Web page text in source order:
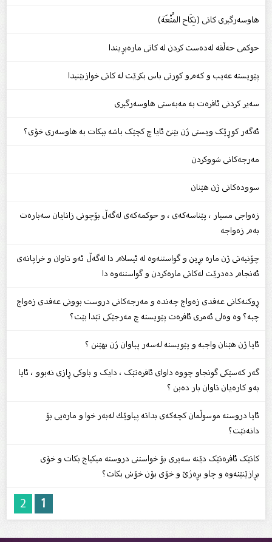
هاوسه‌رگیرى كاتى (نِكَاح المُتْعَة)
حوكمی حەڵقە لەدەست كردن لە كاتی مارەبڕیندا
پێویستە عەیب‌ و كەم‌و كورتی باس بكرێت لە كاتی خوازبێنیدا
سەیر کردنی ئافرەت بە مەبەستى هاوسەرگیرى
ئەگەر کوڕێک ویستى ژن بێنێ ئایا چ کچێک باشە بیکات بە هاوسەرى خۆى؟
مه‌رجه‌كانی شووكردن
سوودەکانى ژن هێنان
زەواجی مسیار ، پێناسەکەی ، و حوکمەکەی لەگەڵ بۆچونى زانایان سەبارەت
بەم زەواجە
چۆنيه‌تی ژن ماره‌ بڕين و گواستنه‌وه‌ له‌ ئيسلام دا لەگەڵ ئه‌و تاوان و خراپانه‌ی
ئه‌نجام ده‌درێت له‌كاتی ماره‌كردن و گواستنه‌وه‌ دا
ڕوکنەکانی عەقدی زەواج چەندە و مەرجەکانی دروست بوونی عەقدی زەواج
چیە؟ وە وەلی ئەمری ئافرەت پێویستە چ مەرجێکى تێدا بێت؟
ئایا ژن هێنان واجبە و پێویستە لەسەر پیاوان ژن بهێنن ؟
گەر کەسێکی گونجاو چووە داوای ئافرەتێک ، دایک و باوکی ڕازی نەبوو ، ئایا
بەو کارەیان تاوان بار دەبن ؟
ئایا دروسته‌ موسوڵمان كچه‌كه‌ى بداته‌ پیاوێك له‌به‌ر خوا و ماره‌یى بۆ
دانه‌نێت؟
کاتێک ئافرەتێک دێنە سەیرى بۆ خواستنى دروستە میکیاج بکات و خۆى
بڕازێنێتەوە و چاو بڕەژێ و خۆى بۆن خۆش بکات؟
1
2